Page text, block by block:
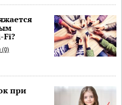
Fi?
(0)
при